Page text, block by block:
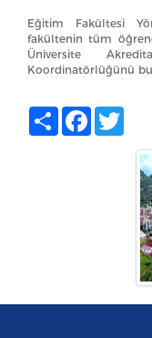
Eğitim Fakültesi
fakültenin tüm
Üniversite
Koordinatörlüğünü bu
Share Facebook